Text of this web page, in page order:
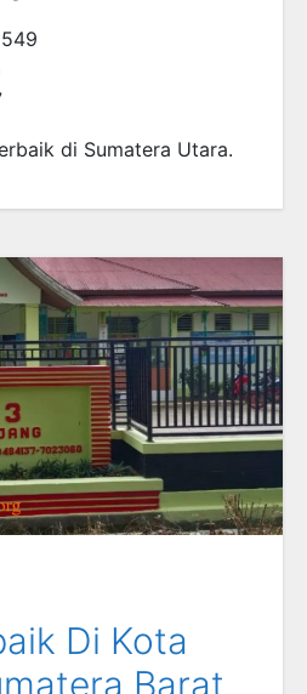
di Sumatera Utara.
Di Kota
Barat